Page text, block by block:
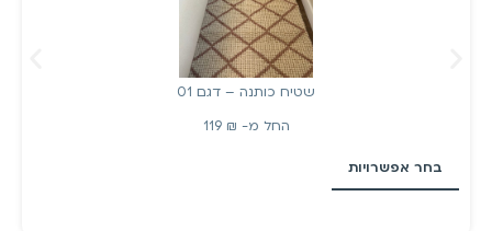
שטיח כותנה – דגם 01
החל מ-
119 ₪
בחר אפשרויות